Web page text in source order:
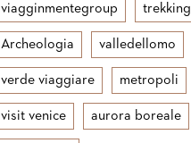
viagginmentegroup trekking
Archeologia valledellomo
verde viaggiare metropoli
visit venice aurora boreale